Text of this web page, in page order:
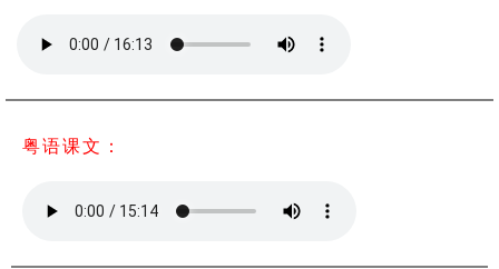
粤语课文：